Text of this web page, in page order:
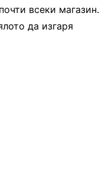
всеки магазин.
да изгаря